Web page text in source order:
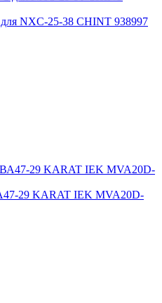
NXC-25-38 CHINT 938997
29 KARAT IEK MVA20D-